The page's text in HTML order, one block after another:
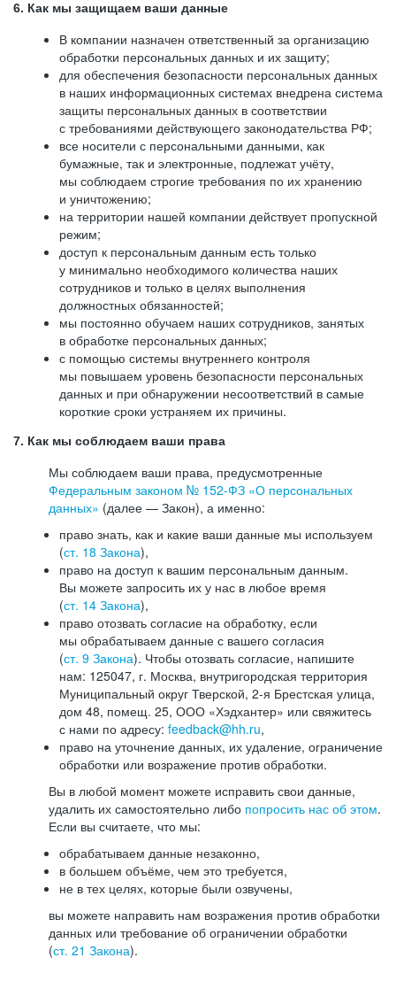
6. Как мы защищаем ваши данные
В компании назначен ответственный за организацию
обработки персональных данных и их защиту;
для обеспечения безопасности персональных данных
в наших информационных системах внедрена система
защиты персональных данных в соответствии
с требованиями действующего законодательства РФ;
все носители с персональными данными, как
бумажные, так и электронные, подлежат учёту,
мы соблюдаем строгие требования по их хранению
и уничтожению;
на территории нашей компании действует пропускной
режим;
доступ к персональным данным есть только
у минимально необходимого количества наших
сотрудников и только в целях выполнения
должностных обязанностей;
мы постоянно обучаем наших сотрудников, занятых
в обработке персональных данных;
с помощью системы внутреннего контроля
мы повышаем уровень безопасности персональных
данных и при обнаружении несоответствий в самые
короткие сроки устраняем их причины.
7. Как мы соблюдаем ваши права
Мы соблюдаем ваши права, предусмотренные
Федеральным законом № 152-ФЗ «О персональных
данных» (далее — Закон), а именно:
право знать, как и какие ваши данные мы используем
(ст. 18 Закона),
право на доступ к вашим персональным данным.
Вы можете запросить их у нас в любое время
(ст. 14 Закона),
право отозвать согласие на обработку, если
мы обрабатываем данные с вашего согласия
(ст. 9 Закона). Чтобы отозвать согласие, напишите
нам: 125047, г. Москва, внутригородская территория
Муниципальный округ Тверской, 2-я Брестская улица,
дом 48, помещ. 25, ООО «Хэдхантер» или свяжитесь
с нами по адресу: feedback@hh.ru,
право на уточнение данных, их удаление, ограничение
обработки или возражение против обработки.
Вы в любой момент можете исправить свои данные,
удалить их самостоятельно либо попросить нас об этом.
Если вы считаете, что мы:
обрабатываем данные незаконно,
в большем объёме, чем это требуется,
не в тех целях, которые были озвучены,
вы можете направить нам возражения против обработки
данных или требование об ограничении обработки
(ст. 21 Закона).